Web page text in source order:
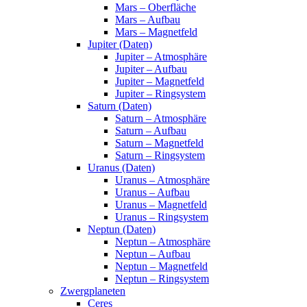
Mars – Oberfläche
Mars – Aufbau
Mars – Magnetfeld
Jupiter (Daten)
Jupiter – Atmosphäre
Jupiter – Aufbau
Jupiter – Magnetfeld
Jupiter – Ringsystem
Saturn (Daten)
Saturn – Atmosphäre
Saturn – Aufbau
Saturn – Magnetfeld
Saturn – Ringsystem
Uranus (Daten)
Uranus – Atmosphäre
Uranus – Aufbau
Uranus – Magnetfeld
Uranus – Ringsystem
Neptun (Daten)
Neptun – Atmosphäre
Neptun – Aufbau
Neptun – Magnetfeld
Neptun – Ringsystem
Zwergplaneten
Ceres